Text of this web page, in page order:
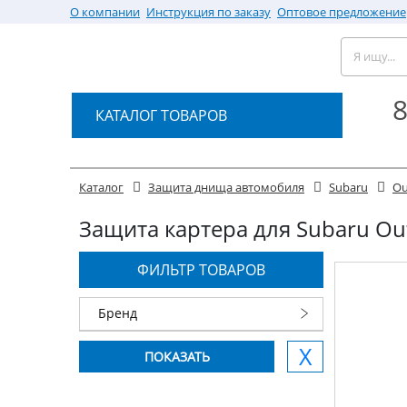
О компании Инструкция по заказу Оптовое предложение
КАТАЛОГ ТОВАРОВ
Каталог Защита днища автомобиля Subaru
Защита картера для Subaru
ФИЛЬТР ТОВАРОВ
Бренд